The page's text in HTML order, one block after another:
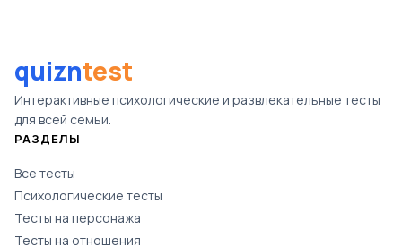
quizntest
Интерактивные психологические и развлекательные тесты
для всей семьи.
РАЗДЕЛЫ
Все тесты
Психологические тесты
Тесты на персонажа
Тесты на отношения